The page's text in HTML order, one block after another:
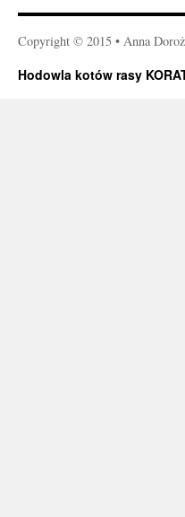
Copyright © 2015 • Anna
Hodowla kotów rasy